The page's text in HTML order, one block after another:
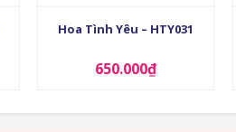
Hoa Tình Yêu – HTY031
650.000₫